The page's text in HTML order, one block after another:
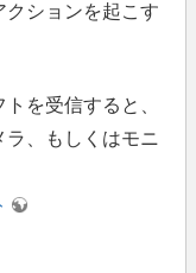
クションを起こす
を受信すると、
、もしくはモニ